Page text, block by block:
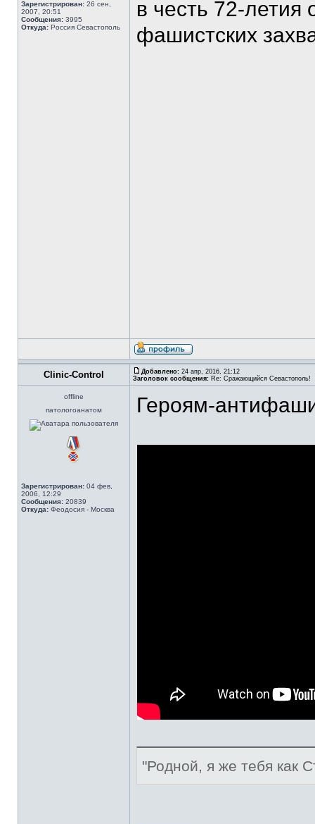
Зарегистрирован: 26 сен,
2007, 20:51
Сообщения: 3995
Откуда: Россия Севастополь
в честь 72-
фашистских
Clinic-Control Добавлено: 24 апр, 2016, 21:12
Заголовок сообщения: Re: Сражающийся Севастополь!
offline
патологоанатом
Зарегистрирован: 04 фев,
2006, 12:29
Сообщения: 20839
Откуда: Феодосия - Москва
Героям-
"Родной, я же тебя как